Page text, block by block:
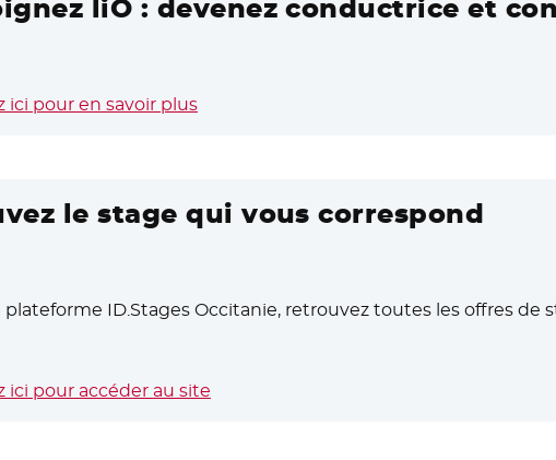
liO : devenez conductrice et
ici pour en savoir plus
le stage qui vous correspond
plateforme ID.Stages Occitanie, retrouvez toutes les offres
ici pour accéder au site